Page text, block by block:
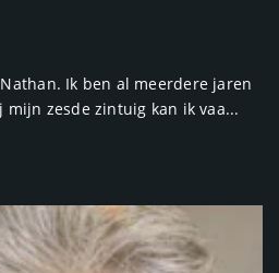
Ik ben al meerdere jaren
zesde zintuig kan ik vaa...